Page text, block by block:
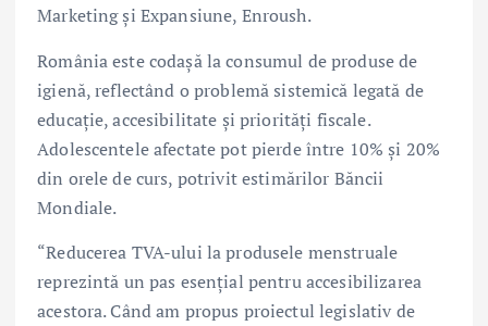
Marketing și Expansiune, Enroush.
România este codașă la consumul de produse de
igienă, reflectând o problemă sistemică legată de
educație, accesibilitate și priorități fiscale.
Adolescentele afectate pot pierde între 10% și 20%
din orele de curs, potrivit estimărilor Băncii
Mondiale.
“Reducerea TVA-ului la produsele menstruale
reprezintă un pas esențial pentru accesibilizarea
acestora. Când am propus proiectul legislativ de